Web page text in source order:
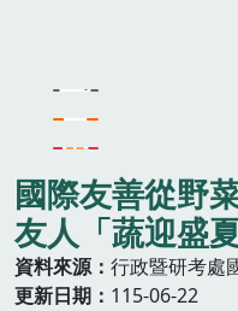
國際友善從野
友人「蔬迎盛
資料來源
行政暨研考處
更新日期
115-06-22